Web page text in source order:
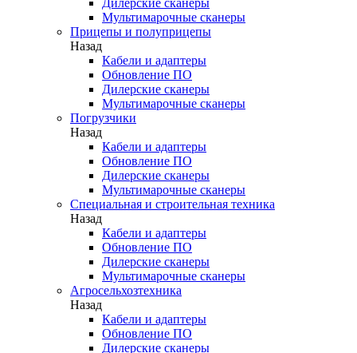
Мультимарочные сканеры
Прицепы и полуприцепы
Назад
Кабели и адаптеры
Обновление ПО
Дилерские сканеры
Мультимарочные сканеры
Погрузчики
Назад
Кабели и адаптеры
Обновление ПО
Дилерские сканеры
Мультимарочные сканеры
Специальная и строительная техника
Назад
Кабели и адаптеры
Обновление ПО
Дилерские сканеры
Мультимарочные сканеры
Агросельхозтехника
Назад
Кабели и адаптеры
Обновление ПО
Дилерские сканеры